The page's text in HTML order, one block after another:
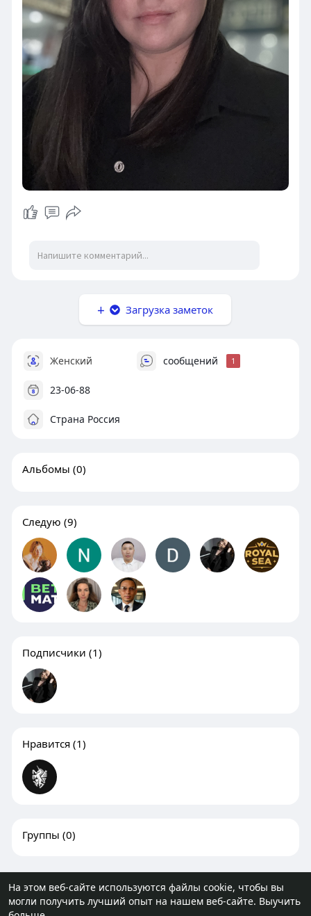
На этом веб-сайте используются файлы cookie, чтобы вы
могли получить лучший опыт на нашем веб-сайте. Выучить
Загрузка заметок
Женский сообщений 1
23-06-88
Страна Россия
Альбомы (0)
Следую (9)
Подписчики (1)
Нравится (1)
Группы (0)
© 2026 molodost.bz